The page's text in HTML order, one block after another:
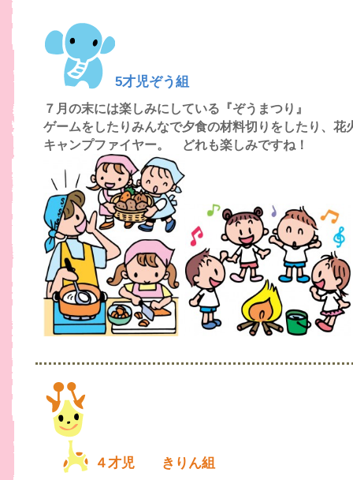
5才児ぞう組
７月の末には楽しみにしている『ぞうまつり』
ゲームをしたりみんなで夕食の材料切りをしたり、花
キャンプファイヤー。 どれも楽しみですね！
４才児 きりん組